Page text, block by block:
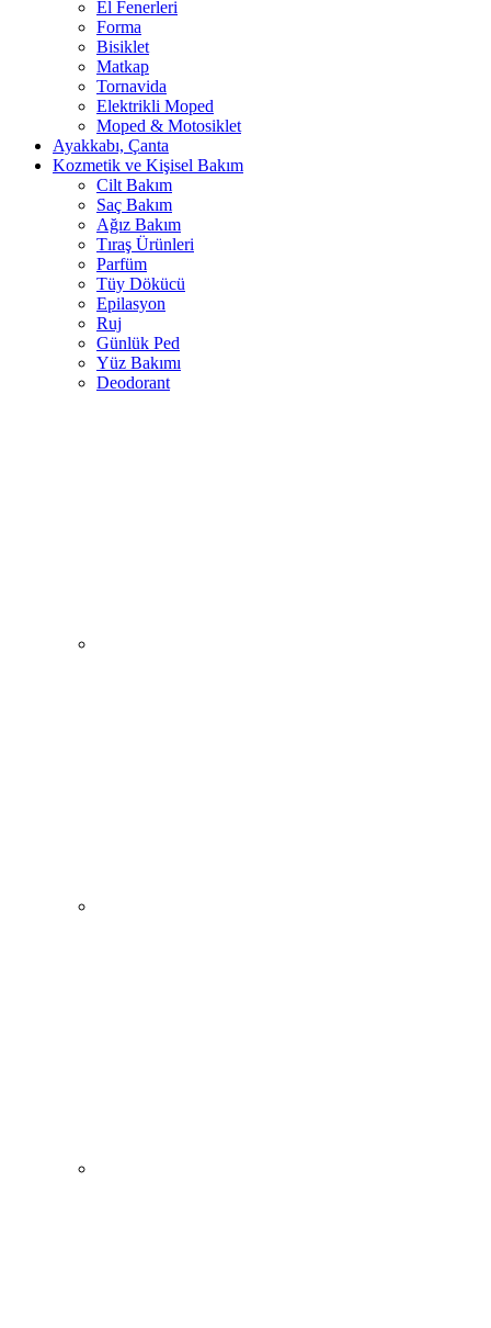
El Fenerleri
Forma
Bisiklet
Matkap
Tornavida
Elektrikli Moped
Moped & Motosiklet
Ayakkabı, Çanta
Kozmetik ve Kişisel Bakım
Cilt Bakım
Saç Bakım
Ağız Bakım
Tıraş Ürünleri
Parfüm
Tüy Dökücü
Epilasyon
Ruj
Günlük Ped
Yüz Bakımı
Deodorant